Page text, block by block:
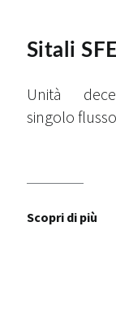
Sitali
Unità
singolo
Scopri di più